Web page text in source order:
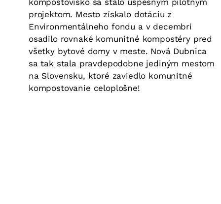
kompostovisko sa stalo úspešným pilotným
projektom. Mesto získalo dotáciu z
Environmentálneho fondu a v decembri
osadilo rovnaké komunitné kompostéry pred
všetky bytové domy v meste. Nová Dubnica
sa tak stala pravdepodobne jediným mestom
na Slovensku, ktoré zaviedlo komunitné
kompostovanie celoplošne!